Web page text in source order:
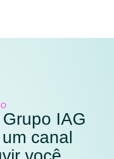
IAG
canal